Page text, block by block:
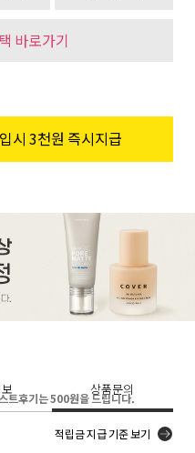
바로가기
시 3천원 즉시지급
상품문의
트후기는 500원을 드립니다.
적립금 지급 기준 보기